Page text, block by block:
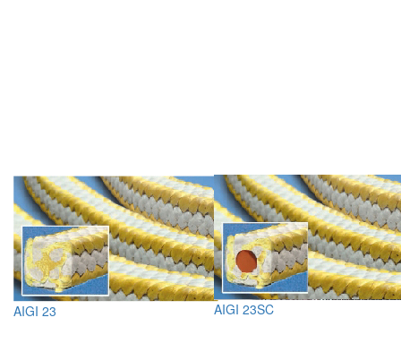
AIGI 23 AIGI 23SC